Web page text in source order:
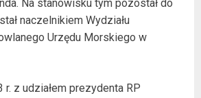
Na stanowisku tym pozostał do
naczelnikiem Wydziału
Urzędu Morskiego w
z udziałem prezydenta RP